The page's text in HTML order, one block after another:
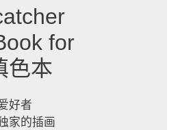
for
色本
好者
家的插画